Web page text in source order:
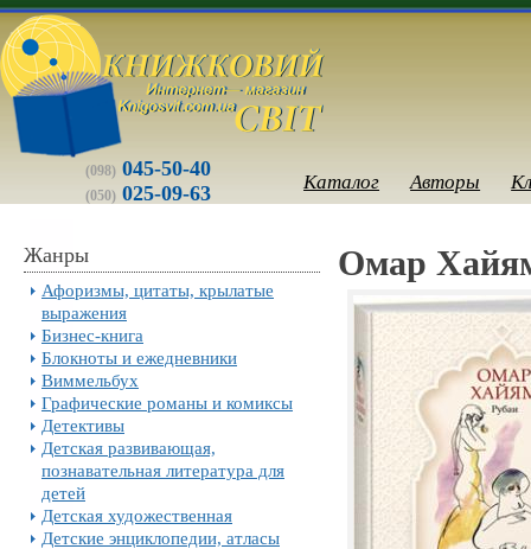
(098) 045-50-40
(050) 025-09-63 Каталог Авторы
Жанры
Афоризмы, цитаты, крылатые
выражения
Бизнес-книга
Блокноты и ежедневники
Виммельбух
Графические романы и комиксы
Детективы
Детская развивающая,
познавательная литература для
детей
Детская художественная
Детские энциклопедии, атласы
Омар